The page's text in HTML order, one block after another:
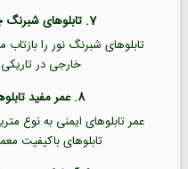
7. تابلوهای شبرنگ چه تفاوتی با شبنما دارند؟
تابلوهای شبرنگ نور را
خارجی در
8. عمر مفید تابلوهای ایمنی چقدر است؟
عمر تابلوهای ایمنی به نوع
تابلوهای باکیفیت